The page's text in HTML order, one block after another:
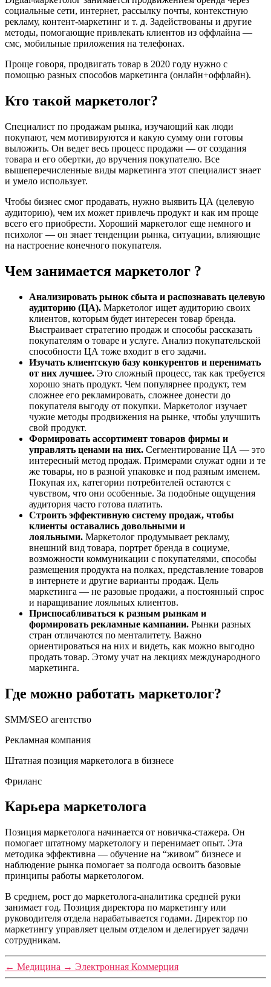
социальные сети, интернет, рассылку почты, контекстную
рекламу, контент-маркетинг и т. д. Задействованы и другие
методы, помогающие привлекать клиентов из оффлайна —
смс, мобильные приложения на телефонах.
Проще говоря, продвигать товар в 2020 году нужно с
помощью разных способов маркетинга (онлайн+оффлайн).
Кто такой маркетолог?
Специалист по продажам рынка, изучающий как люди
покупают, чем мотивируются и какую сумму они готовы
выложить. Он ведет весь процесс продажи — от создания
товара и его обертки, до вручения покупателю. Все
вышеперечисленные виды маркетинга этот специалист знает
и умело использует.
Чтобы бизнес смог продавать, нужно выявить ЦА (целевую
аудиторию), чем их может привлечь продукт и как им проще
всего его приобрести. Хороший маркетолог еще немного и
психолог — он знает тенденции рынка, ситуации, влияющие
на настроение конечного покупателя.
Чем занимается маркетолог ?
Анализировать рынок сбыта и распознавать целевую
аудиторию (ЦА). Маркетолог ищет аудиторию своих
клиентов, которым будет интересен товар бренда.
Выстраивает стратегию продаж и способы рассказать
покупателям о товаре и услуге. Анализ покупательской
способности ЦА тоже входит в его задачи.
Изучать клиентскую базу конкурентов и перенимать
от них лучшее. Это сложный процесс, так как требуется
хорошо знать продукт. Чем популярнее продукт, тем
сложнее его рекламировать, сложнее донести до
покупателя выгоду от покупки. Маркетолог изучает
чужие методы продвижения на рынке, чтобы улучшить
свой продукт.
Формировать ассортимент товаров фирмы и
управлять ценами на них. Сегментирование ЦА — это
интересный метод продаж. Примерами служат одни и те
же товары, но в разной упаковке и под разным именем.
Покупая их, категории потребителей остаются с
чувством, что они особенные. За подобные ощущения
аудитория часто готова платить.
Строить эффективную систему продаж, чтобы
клиенты оставались довольными и
лояльными. Маркетолог продумывает рекламу,
внешний вид товара, портрет бренда в социуме,
возможности коммуникации с покупателями, способы
размещения продукта на полках, представление товаров
в интернете и другие варианты продаж. Цель
маркетинга — не разовые продажи, а постоянный спрос
и наращивание лояльных клиентов.
Приспосабливаться к разным рынкам и
формировать рекламные кампании. Рынки разных
стран отличаются по менталитету. Важно
ориентироваться на них и видеть, как можно выгодно
продать товар. Этому учат на лекциях международного
маркетинга.
Где можно работать маркетолог?
SMM/SEO агентство
Рекламная компания
Штатная позиция маркетолога в бизнесе
Фриланс
Карьера маркетолога
Позиция маркетолога начинается от новичка-стажера. Он
помогает штатному маркетологу и перенимает опыт. Эта
методика эффективна — обучение на “живом” бизнесе и
наблюдение рынка помогает за полгода освоить базовые
принципы работы маркетологом.
В среднем, рост до маркетолога-аналитика средней руки
занимает год. Позиция директора по маркетингу или
руководителя отдела нарабатывается годами. Директор по
маркетингу управляет целым отделом и делегирует задачи
сотрудникам.
← Медицина → Электронная Коммерция